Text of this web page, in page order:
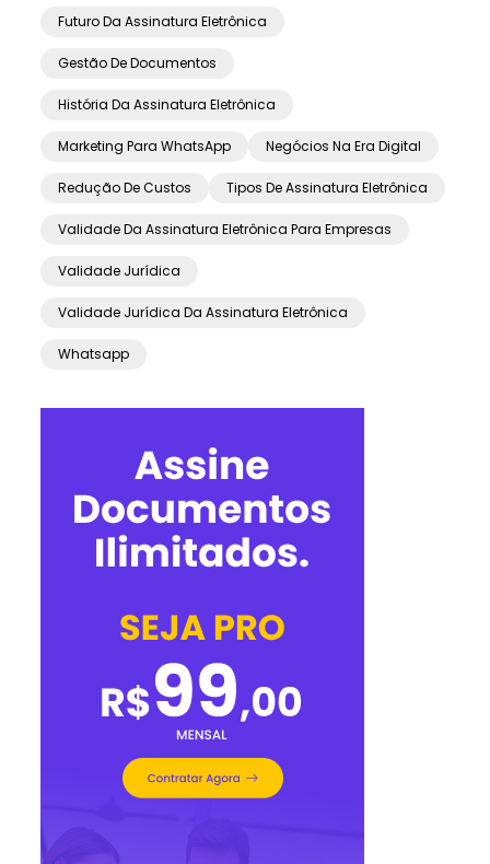
Futuro Da Assinatura Eletrônica
Gestão De Documentos
História Da Assinatura Eletrônica
Marketing Para WhatsApp Negócios Na Era Digital
Redução De Custos Tipos De Assinatura Eletrônica
Validade Da Assinatura Eletrônica Para Empresas
Validade Jurídica
Validade Jurídica Da Assinatura Eletrônica
Whatsapp